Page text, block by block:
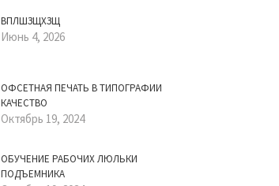
ВПЛШЗЩХЗЩ
Июнь 4, 2026
ОФСЕТНАЯ ПЕЧАТЬ В ТИПОГРАФИИ
КАЧЕСТВО
Октябрь 19, 2024
ОБУЧЕНИЕ РАБОЧИХ ЛЮЛЬКИ
ПОДЪЕМНИКА